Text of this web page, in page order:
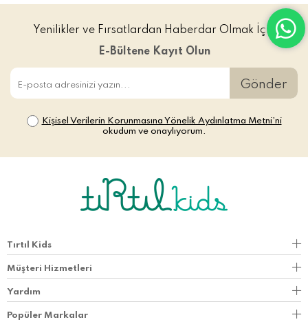
Yenilikler ve Fırsatlardan Haberdar Olmak İçin
E-Bültene Kayıt Olun
Gönder
Kişisel Verilerin Korunmasına Yönelik Aydınlatma Metni’ni
okudum ve onaylıyorum.
Tırtıl Kids
Müşteri Hizmetleri
Yardım
Popüler Markalar